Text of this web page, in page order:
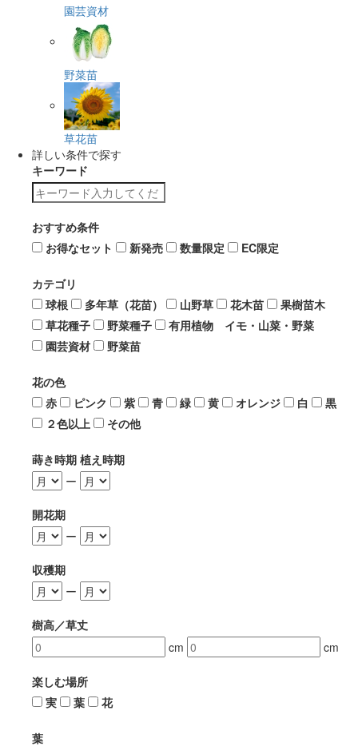
園芸資材
野菜苗
草花苗
詳しい条件で探す
キーワード
おすすめ条件
お得なセット
新発売 数量限定 EC限定
カテゴリ
球根
多年草（花苗） 山野草 花木苗
果樹苗木
草花種子
野菜種子
有用植物 イモ・山菜・野菜
園芸資材
野菜苗
花の色
赤
ピンク 紫 青 緑 黄 オレンジ 白
黒
２色以上
その他
蒔き時期 植え時期
ー
開花期
ー
収穫期
ー
樹高／草丈
cm
cm
楽しむ場所
実
葉 花
葉